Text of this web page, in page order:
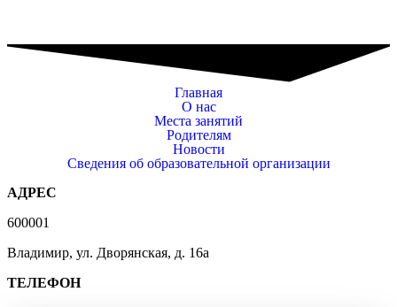
Главная
О нас
Места занятий
Родителям
Новости
Сведения об образовательной организации
АДРЕС
600001
Владимир, ул. Дворянская, д. 16а
ТЕЛЕФОН